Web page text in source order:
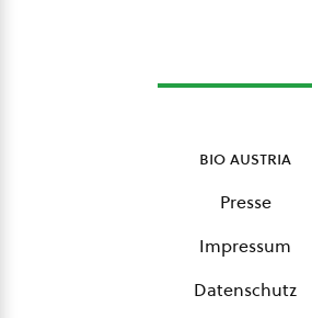
bio austria
Presse
Impressum
Datenschutz